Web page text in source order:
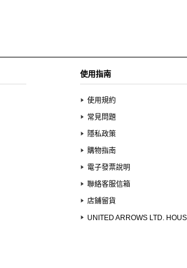
使用指南
使用規約
常見問題
隱私政策
購物指南
電子發票說明
聯絡客服信箱
店鋪留貨
UNITED ARROWS LTD.